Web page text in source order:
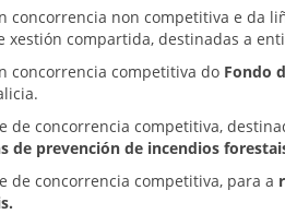
concorrencia non competitiva e da
xestión compartida, destinadas a
concorrencia competitiva do Fondo
de concorrencia competitiva,
de prevención de incendios
de concorrencia competitiva, para a